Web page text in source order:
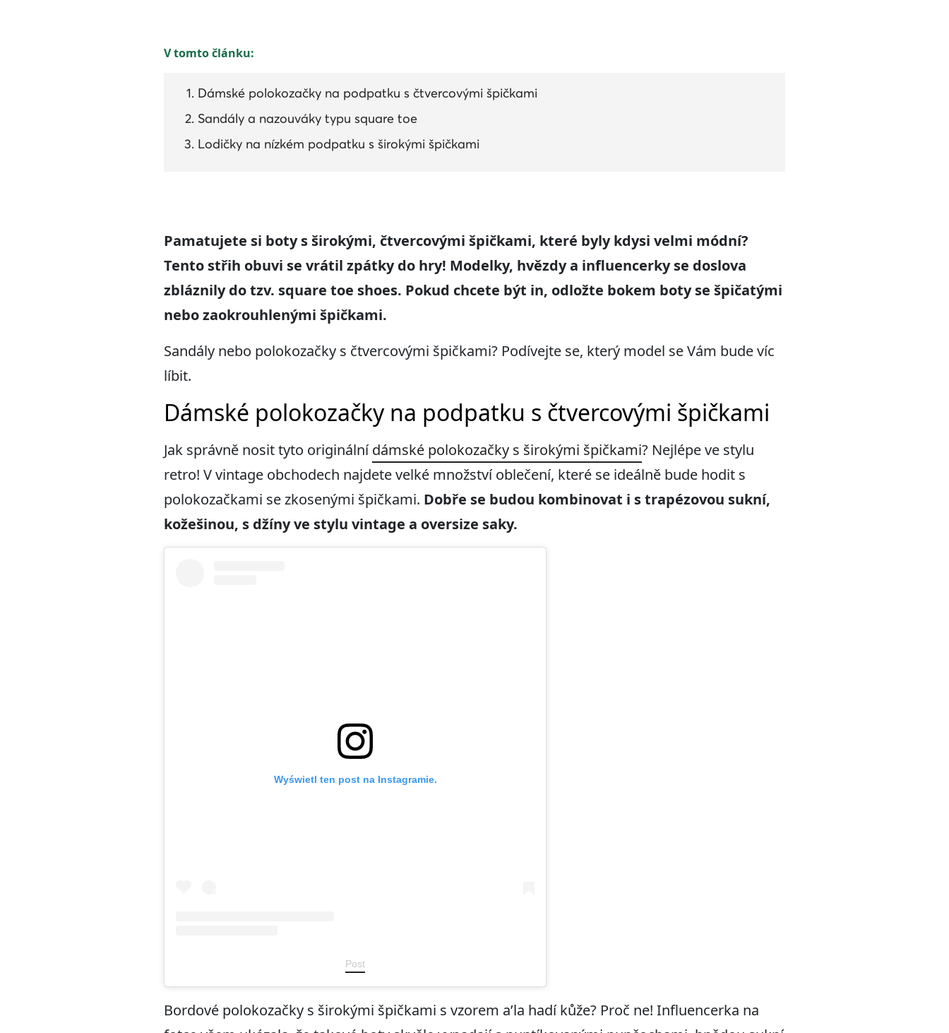
V tomto článku:
Dámské polokozačky na podpatku s čtvercovými špičkami
Sandály a nazouváky typu square toe
Lodičky na nízkém podpatku s širokými špičkami
Pamatujete si boty s širokými, čtvercovými špičkami, které byly kdysi velmi módní?
Tento střih obuvi se vrátil zpátky do hry! Modelky, hvězdy a influencerky se doslova
zbláznily do tzv. square toe shoes. Pokud chcete být in, odložte bokem boty se špičatými
nebo zaokrouhlenými špičkami.
Sandály nebo polokozačky s čtvercovými špičkami? Podívejte se, který model se Vám bude víc
líbit.
Dámské polokozačky na podpatku s čtvercovými špičkami
Jak správně nosit tyto originálnídámské polokozačky s širokými špičkami? Nejlépe ve stylu
retro! V vintage obchodech najdete velké množství oblečení, které se ideálně bude hodit s
polokozačkami se zkosenými špičkami. Dobře se budou kombinovat i s trapézovou sukní,
kožešinou, s džíny ve stylu vintage a oversize saky.
Wyświetl ten post na Instagramie.
Post
Bordové polokozačky s širokými špičkami s vzorem a’la hadí kůže? Proč ne! Influencerka na